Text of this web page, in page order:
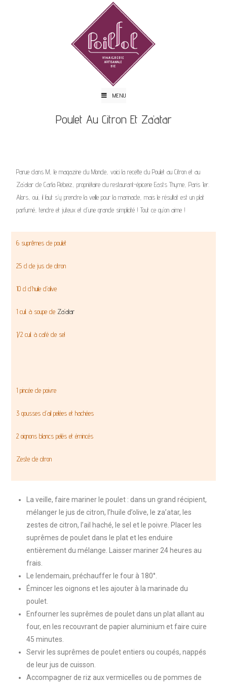
MENU
Poulet Au Citron Et Za’atar
Parue dans M, le magazine du Monde, voici la recette du Poulet au Citron et au
Za’atar de Carla Rebeiz, propriétaire du restaurant-épicerie Easts Thyme, Paris 1er.
Alors, oui, il faut s’y prendre la veille pour la marinade, mais le résultat est un plat
parfumé, tendre et juteux et d’une grande simplicité ! Tout ce qu’on aime !
6 suprêmes de poulet
25 cl de jus de citron
10 cl d’huile d’olive
1 cuil. à soupe de Za’atar
1/2 cuil. à café de sel
1 pincée de poivre
3 gousses d’ail pelées et hachées
2 oignons blancs pelés et émincés
Zeste de citron
La veille, faire mariner le poulet : dans un grand récipient,
mélanger le jus de citron, l’huile d’olive, le za’atar, les
zestes de citron, l’ail haché, le sel et le poivre. Placer les
suprêmes de poulet dans le plat et les enduire
entièrement du mélange. Laisser mariner 24 heures au
frais.
Le lendemain, préchauffer le four à 180°.
Émincer les oignons et les ajouter à la marinade du
poulet.
Enfourner les suprêmes de poulet dans un plat allant au
four, en les recouvrant de papier aluminium et faire cuire
45 minutes.
Servir les suprêmes de poulet entiers ou coupés, nappés
de leur jus de cuisson.
Accompagner de riz aux vermicelles ou de pommes de